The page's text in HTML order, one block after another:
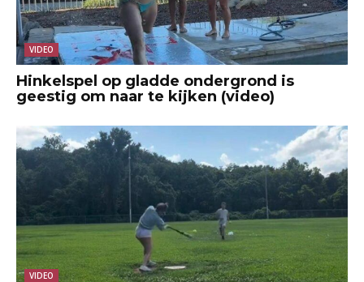
VIDEO
Hinkelspel op gladde ondergrond is
geestig om naar te kijken (video)
VIDEO